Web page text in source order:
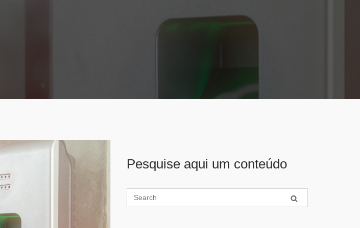
Pesquise aqui um conteúdo